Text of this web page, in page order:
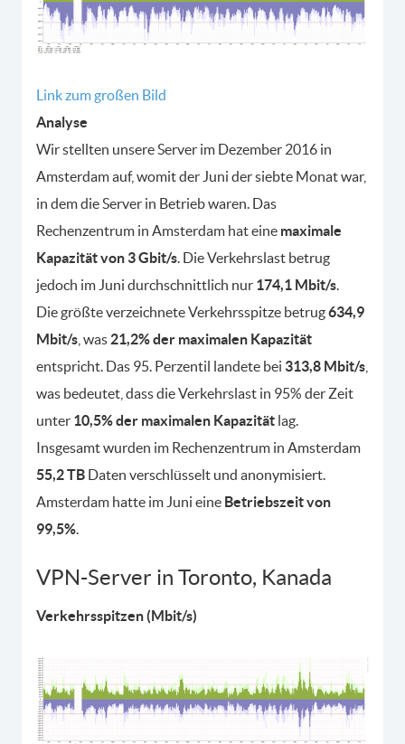
Link zum großen Bild
Analyse
Wir stellten unsere Server im Dezember 2016 in
Amsterdam auf, womit der Juni der siebte Monat war,
in dem die Server in Betrieb waren. Das
Rechenzentrum in Amsterdam hat eine maximale
Kapazität von 3 Gbit/s. Die Verkehrslast betrug
jedoch im Juni durchschnittlich nur 174,1 Mbit/s.
Die größte verzeichnete Verkehrsspitze betrug634,9
Mbit/s , was 21,2% der maximalen Kapazität
entspricht. Das 95. Perzentil landete bei 313,8 Mbit/s
was bedeutet, dass die Verkehrslast in 95% der Zeit
unter 10,5% der maximalen Kapazität lag.
Insgesamt wurden im Rechenzentrum in Amsterdam
55,2 TB Daten verschlüsselt und anonymisiert.
Amsterdam hatte im Juni eine Betriebszeit von
99,5%.
VPN-Server in Toronto, Kanada
Verkehrsspitzen (Mbit/s)